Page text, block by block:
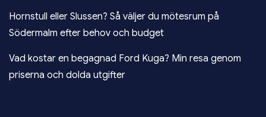
Hornstull eller Slussen? Så väljer du mötesrum på
Södermalm efter behov och budget
Vad kostar en begagnad Ford Kuga? Min resa genom
priserna och dolda utgifter